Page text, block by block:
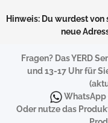
Hinweis: Du wurdest
neue
Fragen? Das YERD
und 13-17 Uhr für
WhatsApp
Oder nutze das